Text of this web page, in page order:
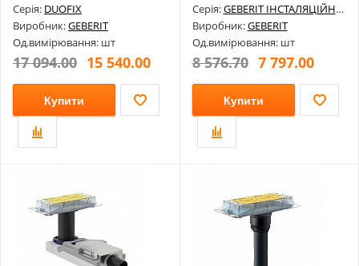
Серія: DUOFIX
Виробник:GEBERIT
Од.вимірювання: шт
17 094.00 15 540.00
Купити
Серія:GEBERIT ІНСТАЛЯЦІЙНІ СИСТЕМИ
Виробник:GEBERIT
Од.вимірювання: шт
8 576.70 7 797.00
Купити